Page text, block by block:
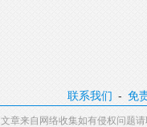
联系我们 -免
文章来自网络收集如有侵权问题